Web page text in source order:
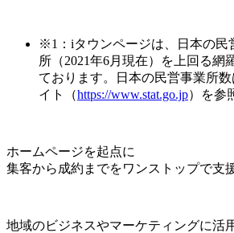
※1：iタウンページは、日本の民
所（2021年6月現在）を上回る網
ております。日本の民営事業所
イト（https://www.stat.go.jp）を参
ホームページを起点に
集客から成約までをワンストップで支
地域のビジネスやマーケティングに活